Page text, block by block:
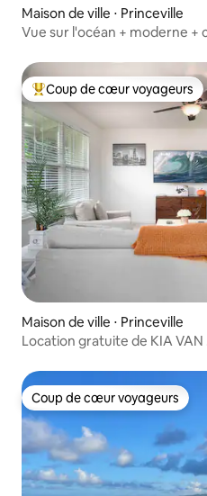
Maison de ville ⋅ Princeville
Vue sur l'océan + moderne +
Coups de cœur voyageurs les
Coup de cœur voyageurs
Maison de ville ⋅ Princeville
Location gratuite de KIA VAN
Coup de cœur voyageurs
Coup de cœur voyageurs